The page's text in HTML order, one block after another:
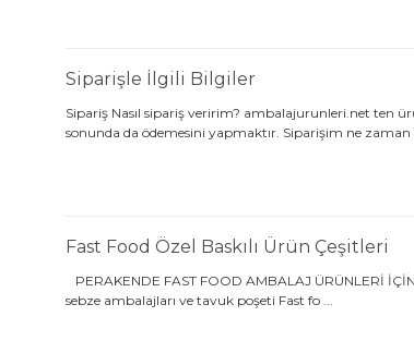
Siparişle İlgili Bilgiler
Sipariş Nasıl sipariş veririm? ambalajurunleri.net ten
sonunda da ödemesini yapmaktır. Siparişim ne zaman
Fast Food Özel Baskılı Ürün Çeşitleri
PERAKENDE FAST FOOD AMBALAJ ÜRÜNLERİ
sebze ambalajları ve tavuk poşeti Fast fo ...